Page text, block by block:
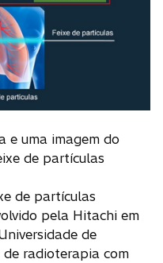
e uma imagem do
de partículas
de partículas
pela Hitachi em
de
radioterapia com